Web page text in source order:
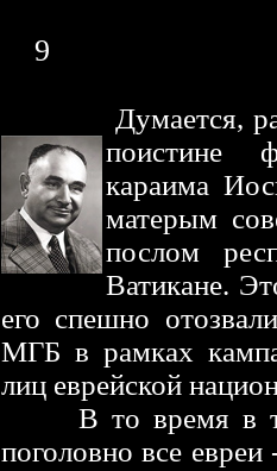
9
Думается,
поистине
караима
матерым
послом
Ватикане.
его спешно
МГБ в рамках
лиц еврейской
В то время в
поголовно все евреи